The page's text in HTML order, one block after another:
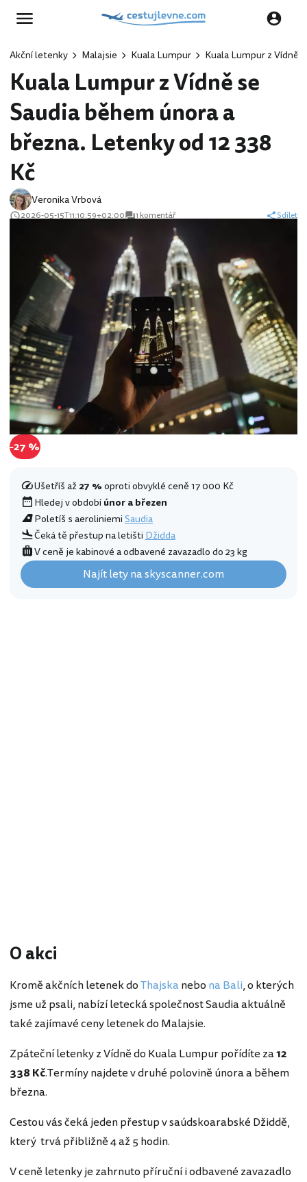
Akční letenky Malajsie Kuala Lumpur Kuala Lumpur z Vídně
Kuala Lumpur z Vídně se
Saudia během února a
března. Letenky od 12 338
Kč
Veronika Vrbová
2026-05-15T11:10:59+02:00 1 komentář Sdílet
-27 %
Ušetříš až27 %oproti obvyklé ceně 17 000 Kč
Hledej v obdobíúnor a březen
Poletíš s aeroliniemiSaudia
Čeká tě přestup na letišti Džidda
V ceně je kabinové a odbavené zavazadlo do 23 kg
Najít lety na skyscanner.com
O akci
Kromě akčních letenek doThajskanebo na Bali, o kterých
jsme už psali, nabízí letecká společnost Saudia aktuálně
také zajímavé ceny letenek do Malajsie.
Zpáteční letenky z Vídně do Kuala Lumpur pořídíte za12
338 Kč.Termíny najdete v druhé polovině února a během
března.
Cestou vás čeká jeden přestup v saúdskoarabské Džiddě,
který trvá přibližně 4 až 5 hodin.
V ceně letenky je zahrnuto příruční i odbavené zavazadlo